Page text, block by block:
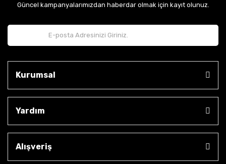
Güncel kampanyalarımızdan haberdar olmak için kayıt olunuz.
Kurumsal
Yardım
Alışveriş